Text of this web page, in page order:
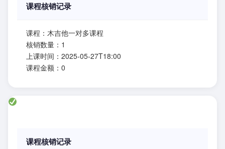
课程核销记录
课程：木吉他一对多课程
核销数量：1
上课时间：2025-05-27T18:00
课程金额：0
课程核销记录